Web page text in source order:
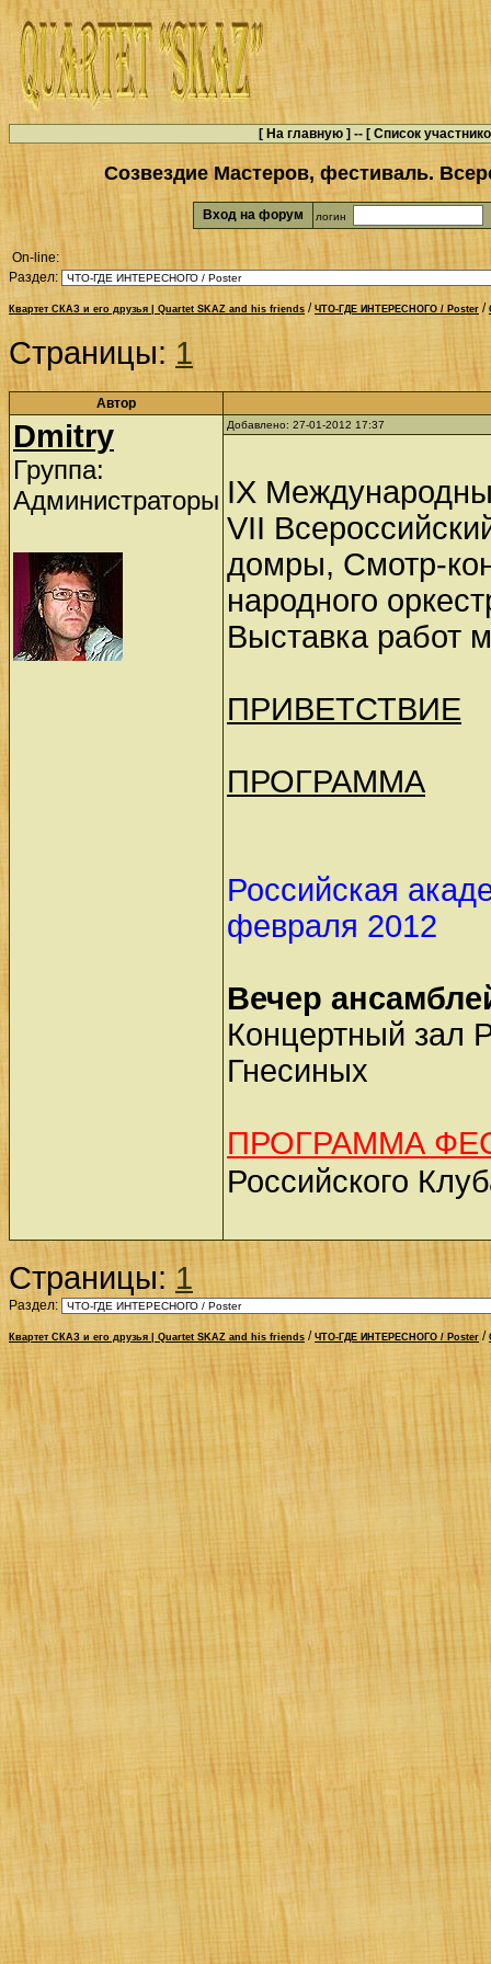
[ На главную ] -- [ Список
Созвездие Мастеров, фестиваль.
Вход на форум логин
On-line:
Раздел:
Квартет СКАЗ и его друзья | Quartet SKAZ and his friends / ЧТО-ГДЕ ИНТЕРЕСНОГО / Poster /
Страницы: 1
Автор
Dmitry
Группа:
Администраторы
Добавлено: 27-01-2012 17:37
IX
VII
домры, Смотр-
народного
Выставка работ
ПРИВЕТСТВИЕ
ПРОГРАММА
Российская
февраля 2012
Вечер
Концертный зал
Гнесиных
ПРОГРАММА
Российского
Страницы:1
Раздел:
Квартет СКАЗ и его друзья | Quartet SKAZ and his friends / ЧТО-ГДЕ ИНТЕРЕСНОГО / Poster /